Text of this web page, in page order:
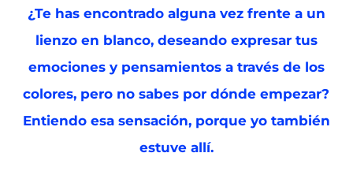
¿Te has encontrado alguna vez frente a un
lienzo en blanco, deseando expresar tus
emociones y pensamientos a través de los
colores, pero no sabes por dónde empezar?
Entiendo esa sensación, porque yo también
estuve allí.